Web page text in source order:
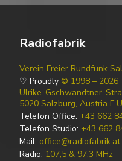
Radiofabrik
Verein Freier Rundfunk
♡ Proudly © 1998 – 2026
Ulrike-Gschwandtner-
5020 Salzburg, Austria
Telefon Office: +43 662
Telefon Studio: +43 662
Mail: office@radiofabrik.at
Radio: 107,5 & 97,3 MHz